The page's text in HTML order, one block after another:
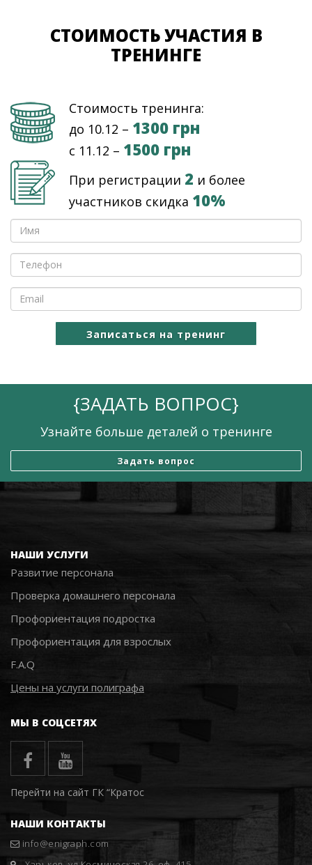
СТОИМОСТЬ УЧАСТИЯ В
ТРЕНИНГЕ
Стоимость тренинга:
до 10.12 – 1300 грн
c 11.12 – 1500 грн
При регистрации 2 и более
участников скидка 10%
Записаться на тренинг
{ЗАДАТЬ ВОПРОС}
Узнайте больше деталей о тренинге
Задать вопрос
НАШИ УСЛУГИ
Развитие персонала
Проверка домашнего персонала
Профориентация подростка
Профориентация для взрослых
F.A.Q
Цены на услуги полиграфа
МЫ В СОЦСЕТЯХ
Перейти на сайт ГК “Кратос
НАШИ КОНТАКТЫ
info@enigraph.com